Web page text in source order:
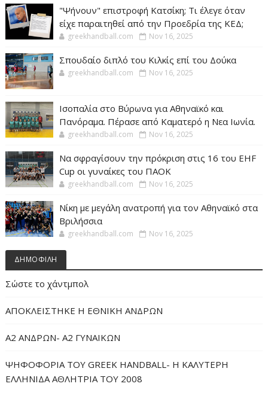
"Ψήνουν" επιστροφή Κατσίκη; Τι έλεγε όταν
είχε παραιτηθεί από την Προεδρία της ΚΕΔ;
greekhandball.com Nov 16, 2025
Σπουδαίο διπλό του Κιλκίς επί του Δούκα
greekhandball.com Nov 16, 2025
Ισοπαλία στο Βύρωνα για Αθηναϊκό και
Πανόραμα. Πέρασε από Καματερό η Νεα Ιωνία.
greekhandball.com Nov 16, 2025
Να σφραγίσουν την πρόκριση στις 16 του EHF
Cup οι γυναίκες του ΠΑΟΚ
greekhandball.com Nov 16, 2025
Νίκη με μεγάλη ανατροπή για τον Αθηναϊκό στα
Βριλήσσια
greekhandball.com Nov 16, 2025
ΔΗΜΟΦΙΛΗ
Σώστε το χάντμπολ
ΑΠΟΚΛΕΙΣΤΗΚΕ Η ΕΘΝΙΚΗ ΑΝΔΡΩΝ
Α2 ΑΝΔΡΩΝ- Α2 ΓΥΝΑΙΚΩΝ
ΨΗΦΟΦΟΡΙΑ ΤΟΥ GREEK HANDBALL- H ΚΑΛΥΤΕΡΗ
ΕΛΛΗΝΙΔΑ ΑΘΛΗΤΡΙΑ ΤΟΥ 2008